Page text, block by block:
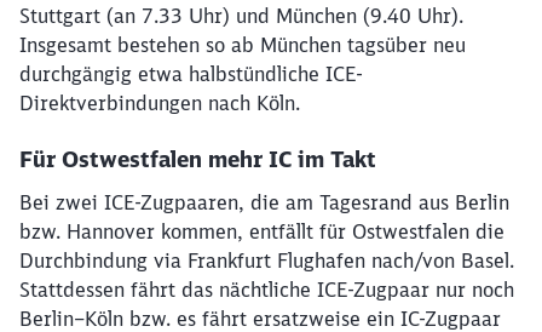
Stuttgart (an 7.33 Uhr) und München (9.40 Uhr).
Insgesamt bestehen so ab München tagsüber neu
durchgängig etwa halbstündliche ICE-
Direktverbindungen nach Köln.
Für Ostwestfalen mehr IC im Takt
Bei zwei ICE-Zugpaaren, die am Tagesrand aus Berlin
bzw. Hannover kommen, entfällt für Ostwestfalen die
Durchbindung via Frankfurt Flughafen nach/von Basel.
Stattdessen fährt das nächtliche ICE-Zugpaar nur noch
Berlin–Köln bzw. es fährt ersatzweise ein IC-Zugpaar
Schließen
Möchten Sie zuweitergeleitet
werden?